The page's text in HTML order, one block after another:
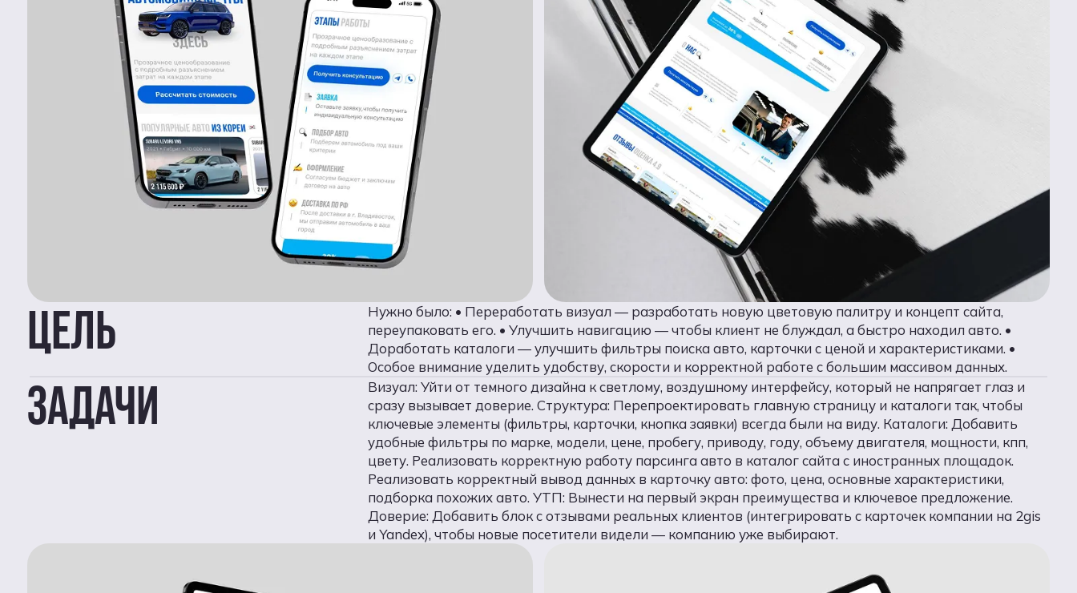
ЦЕЛЬ
Нужно было: • Переработать визуал — разработать новую цветовую палитру и концепт сайта,
переупаковать его. • Улучшить навигацию — чтобы клиент не блуждал, а быстро находил авто. •
Доработать каталоги — улучшить фильтры поиска авто, карточки с ценой и характеристиками. •
Особое внимание уделить удобству, скорости и корректной работе с большим массивом данных.
ЗАДАЧИ
Визуал: Уйти от темного дизайна к светлому, воздушному интерфейсу, который не напрягает глаз и
сразу вызывает доверие. Структура: Перепроектировать главную страницу и каталоги так, чтобы
ключевые элементы (фильтры, карточки, кнопка заявки) всегда были на виду. Каталоги: Добавить
удобные фильтры по марке, модели, цене, пробегу, приводу, году, объему двигателя, мощности, кпп,
цвету. Реализовать корректную работу парсинга авто в каталог сайта с иностранных площадок.
Реализовать корректный вывод данных в карточку авто: фото, цена, основные характеристики,
подборка похожих авто. УТП: Вынести на первый экран преимущества и ключевое предложение.
Доверие: Добавить блок с отзывами реальных клиентов (интегрировать с карточек компании на 2gis
и Yandex), чтобы новые посетители видели — компанию уже выбирают.